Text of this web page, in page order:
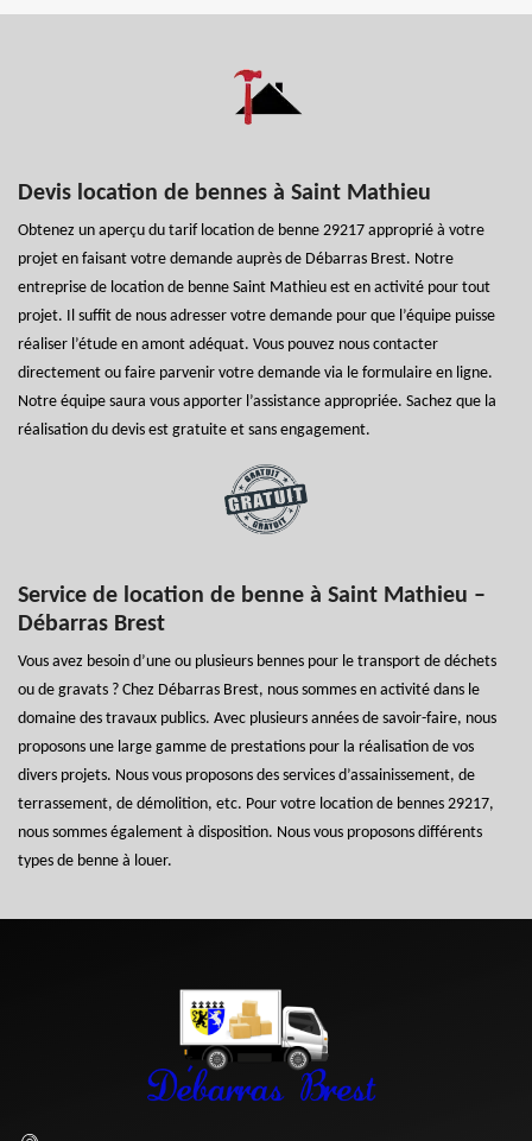
Devis location de bennes à Saint Mathieu
Obtenez un aperçu du tarif location de benne 29217 approprié à votre
projet en faisant votre demande auprès de Débarras Brest. Notre
entreprise de location de benne Saint Mathieu est en activité pour tout
projet. Il suffit de nous adresser votre demande pour que l’équipe puisse
réaliser l’étude en amont adéquat. Vous pouvez nous contacter
directement ou faire parvenir votre demande via le formulaire en ligne.
Notre équipe saura vous apporter l’assistance appropriée. Sachez que la
réalisation du devis est gratuite et sans engagement.
Service de location de benne à Saint Mathieu –
Débarras Brest
Vous avez besoin d’une ou plusieurs bennes pour le transport de déchets
ou de gravats ? Chez Débarras Brest, nous sommes en activité dans le
domaine des travaux publics. Avec plusieurs années de savoir-faire, nous
proposons une large gamme de prestations pour la réalisation de vos
divers projets. Nous vous proposons des services d’assainissement, de
terrassement, de démolition, etc. Pour votre location de bennes 29217,
nous sommes également à disposition. Nous vous proposons différents
types de benne à louer.